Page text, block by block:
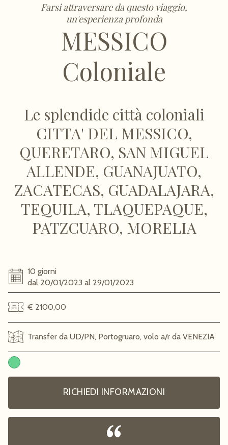
Farsi attraversare da questo viaggio,
un'esperienza profonda
MESSICO
Coloniale
Le splendide città coloniali
CITTA' DEL MESSICO,
QUERETARO, SAN MIGUEL
ALLENDE, GUANAJUATO,
ZACATECAS, GUADALAJARA,
TEQUILA, TLAQUEPAQUE,
PATZCUARO, MORELIA
10 giorni
dal 20/01/2023 al 29/01/2023
€ 2100,00
Transfer da UD/PN, Portogruaro, volo a/r da VENEZIA
RICHIEDI INFORMAZIONI